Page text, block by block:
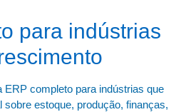
para indústrias
completo para indústrias que
sobre estoque, produção, finanças,